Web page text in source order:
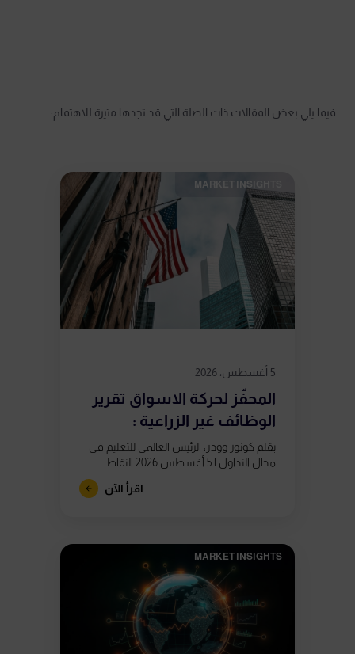
فيما يلي بعض المقالات ذات الصلة التي قد تجدها مثيرة للاهتمام:
MARKET INSIGHTS​
5 أغسطس، 2026
المحفّز لحركة الاسواق تقرير
الوظائف غير الزراعية :
بقلم كونور وودز، الرئيس العالمي للتعليم في
مجال التداول | 5 أغسطس 2026 النقاط
الرئيسية يُصدر تقرير الوظائف غير الزراعية يوم
اقرأ الآن
MARKET INSIGHTS​